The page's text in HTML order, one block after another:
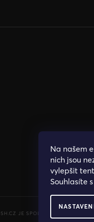
Na našem
nich jsou
vylepšit
Souhlasíte
JE SPOLECNOST PAK